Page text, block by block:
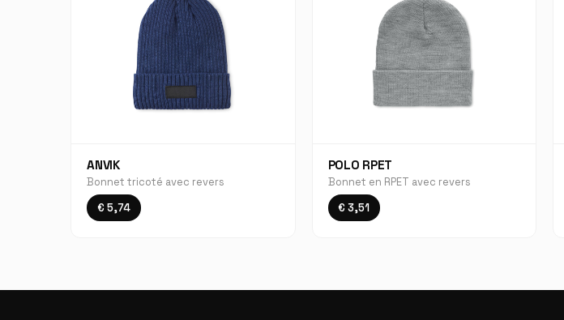
ANVIK
Bonnet tricoté avec revers
€ 5,74
POLO RPET
Bonnet en RPET avec revers
€ 3,51